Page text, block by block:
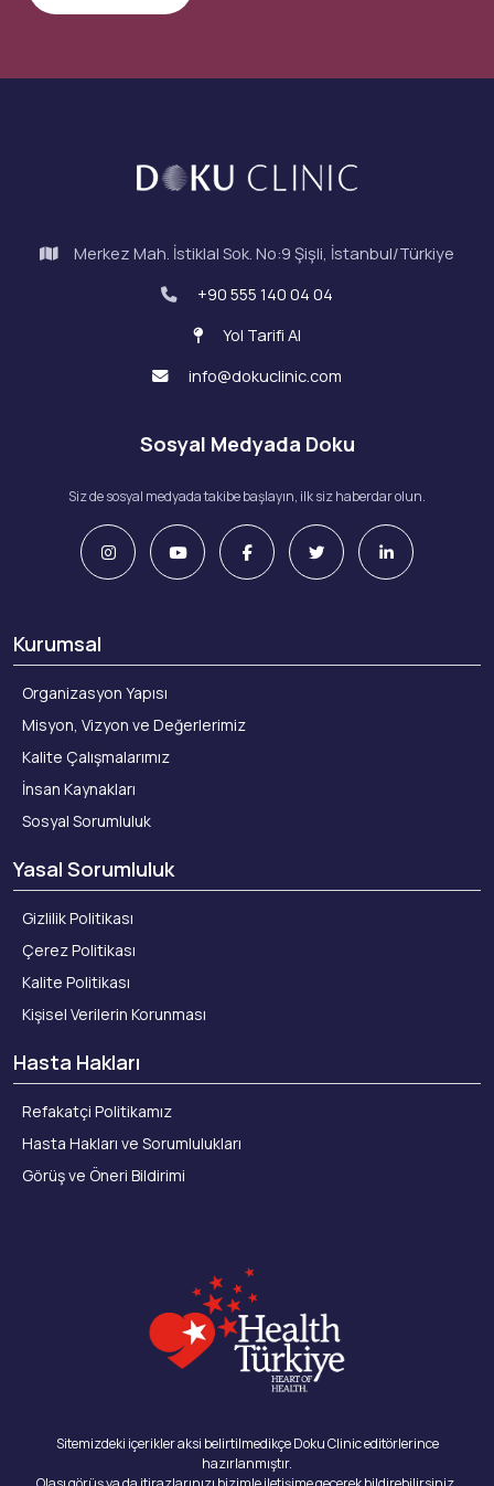
Merkez Mah. İstiklal Sok. No:9 Şişli, İstanbul/Türkiye
+90 555 140 04 04
Yol Tarifi Al
info@dokuclinic.com
Sosyal Medyada Doku
Siz de sosyal medyada takibe başlayın, ilk siz haberdar olun.
Kurumsal
Organizasyon Yapısı
Misyon, Vizyon ve Değerlerimiz
Kalite Çalışmalarımız
İnsan Kaynakları
Sosyal Sorumluluk
Yasal Sorumluluk
Gizlilik Politikası
Çerez Politikası
Kalite Politikası
Kişisel Verilerin Korunması
Hasta Hakları
Refakatçi Politikamız
Hasta Hakları ve Sorumlulukları
Görüş ve Öneri Bildirimi
Sitemizdeki içerikler aksi belirtilmedikçe Doku Clinic editörlerince
hazırlanmıştır.